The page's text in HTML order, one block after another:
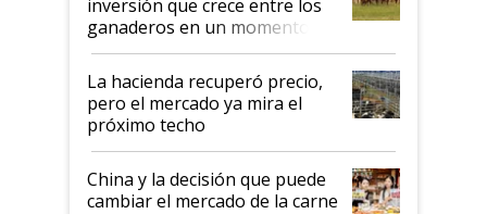
inversión que crece entre los
ganaderos en un momento
histórico para la actividad
La hacienda recuperó precio,
pero el mercado ya mira el
próximo techo
China y la decisión que puede
cambiar el mercado de la carne